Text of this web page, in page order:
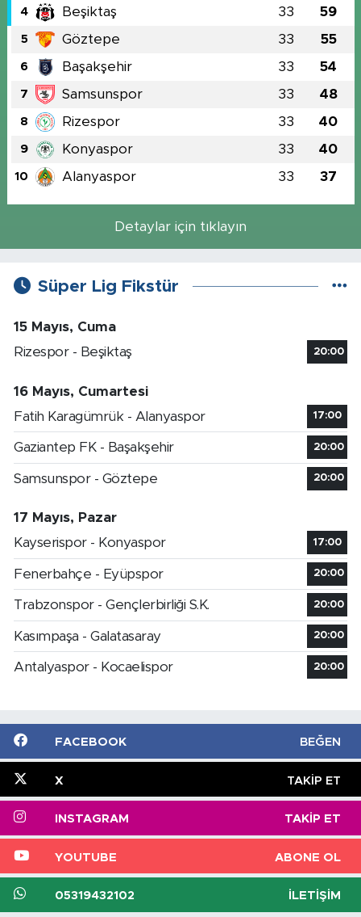
4 Beşiktaş 33 59
5 Göztepe 33 55
6 Başakşehir 33 54
7 Samsunspor 33 48
8 Rizespor 33 40
9 Konyaspor 33 40
10 Alanyaspor 33 37
Detaylar için tıklayın
Süper Lig Fikstür
15 Mayıs, Cuma
Rizespor - Beşiktaş
20:00
16 Mayıs, Cumartesi
Fatih Karagümrük - Alanyaspor
17:00
Gaziantep FK - Başakşehir 20:00
Samsunspor - Göztepe 20:00
17 Mayıs, Pazar
Kayserispor - Konyaspor
17:00
Fenerbahçe - Eyüpspor 20:00
Trabzonspor - Gençlerbirliği S.K. 20:00
Kasımpaşa - Galatasaray 20:00
Antalyaspor - Kocaelispor 20:00
FACEBOOK BEĞEN
X TAKIP ET
INSTAGRAM TAKIP ET
YOUTUBE ABONE OL
05319432102 İLETIŞIM